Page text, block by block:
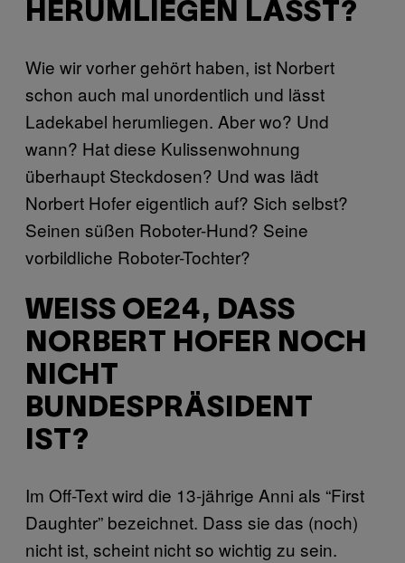
HERUMLIEGEN LÄSST?
Wie wir vorher gehört haben, ist Norbert
schon auch mal unordentlich und lässt
Ladekabel herumliegen. Aber wo? Und
wann? Hat diese Kulissenwohnung
überhaupt Steckdosen? Und was lädt
Norbert Hofer eigentlich auf? Sich selbst?
Seinen süßen Roboter-Hund? Seine
vorbildliche Roboter-Tochter?
WEISS OE24, DASS N
ORBERT HOFER NOCH N
ICHT B
UNDESPRÄSIDENT I
ST?
Im Off-Text wird die 13-jährige Anni als “First
Daughter” bezeichnet. Dass sie das (noch)
nicht ist, scheint nicht so wichtig zu sein.